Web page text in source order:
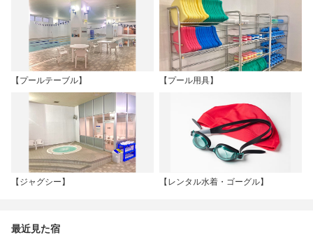
【プールテーブル】 【プール用具】
【ジャグシー】 【レンタル水着・ゴーグル】
最近見た宿